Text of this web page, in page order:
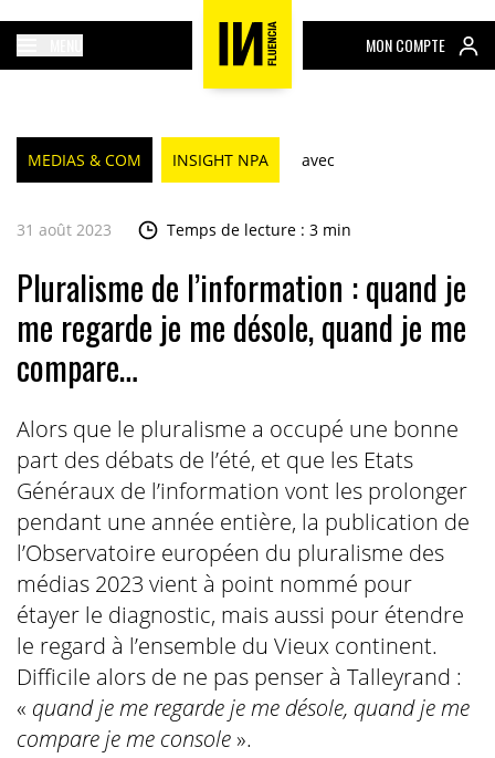
MON COMPTE
MEDIAS & COM INSIGHT NPA avec
31 août 2023 Temps de lecture : 3 min
Pluralisme de l’information : quand je
me regarde je me désole, quand je me
compare…
Alors que le pluralisme a occupé une bonne
part des débats de l’été, et que les Etats
Généraux de l’information vont les prolonger
pendant une année entière, la publication de
l’Observatoire européen du pluralisme des
médias 2023 vient à point nommé pour
étayer le diagnostic, mais aussi pour étendre
le regard à l’ensemble du Vieux continent.
Difficile alors de ne pas penser à Talleyrand :
« quand je me regarde je me désole, quand je me
compare je me console».